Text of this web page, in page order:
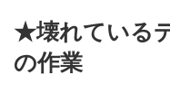
★壊れている
の作業